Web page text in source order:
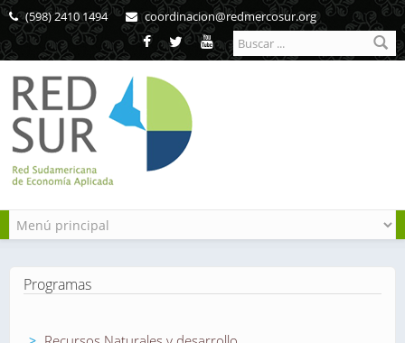
Pasar al contenido principal
(598) 2410 1494 coordinacion@redmercosur.org
Formulario de
búsqueda
Programas